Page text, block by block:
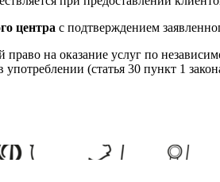
центра с подтверждением
на оказание услуг по
(статья 30 пункт 1